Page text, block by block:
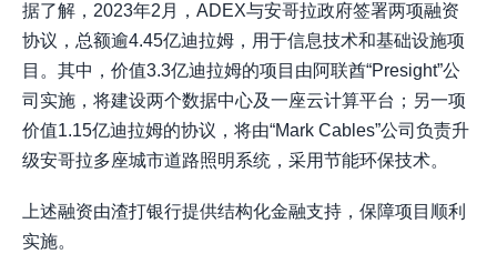
据了解，2023年2月，ADEX与安哥拉政府签署两项融资
协议，总额逾4.45亿迪拉姆，用于信息技术和基础设施项
目。其中，价值3.3亿迪拉姆的项目由阿联酋“Presight”公
司实施，将建设两个数据中心及一座云计算平台；另一项
价值1.15亿迪拉姆的协议，将由“Mark Cables”公司负责升
级安哥拉多座城市道路照明系统，采用节能环保技术。
上述融资由渣打银行提供结构化金融支持，保障项目顺利
实施。